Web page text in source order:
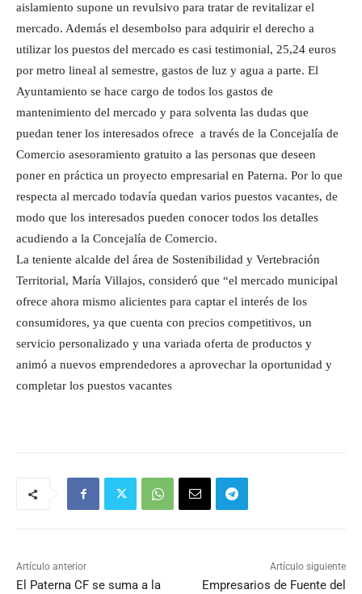
aislamiento supone un revulsivo para tratar de revitalizar el
mercado. Además el desembolso para adquirir el derecho a
utilizar los puestos del mercado es casi testimonial, 25,24 euros
por metro lineal al semestre, gastos de luz y agua a parte. El
Ayuntamiento se hace cargo de todos los gastos de
mantenimiento del mercado y para solventa las dudas que
puedan tener los interesados ofrece a través de la Concejalía de
Comercio asesoramiento gratuito a las personas que deseen
poner en práctica un proyecto empresarial en Paterna. Por lo que
respecta al mercado todavía quedan varios puestos vacantes, de
modo que los interesados pueden conocer todos los detalles
acudiendo a la Concejalía de Comercio.
La teniente alcalde del área de Sostenibilidad y Vertebración
Territorial, María Villajos, consideró que “el mercado municipal
ofrece ahora mismo alicientes para captar el interés de los
consumidores, ya que cuenta con precios competitivos, un
servicio personalizado y una variada oferta de productos y
animó a nuevos emprendedores a aprovechar la oportunidad y
completar los puestos vacantes
Artículo anterior
El Paterna CF se suma a la
Artículo siguiente
Empresarios de Fuente del